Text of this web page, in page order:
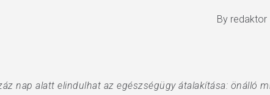
By redaktor
nap alatt elindulhat az egészségügy átalakítása: önálló